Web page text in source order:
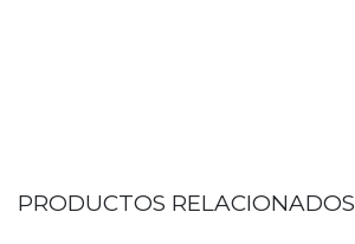
PRODUCTOS RELACIONADOS